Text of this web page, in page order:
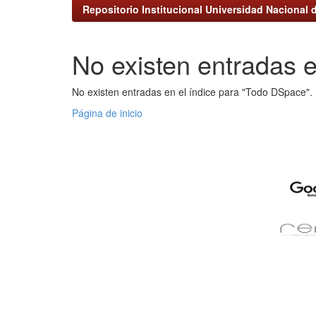
Repositorio Institucional Universidad Nacional
No existen entradas
No existen entradas en el índice para "Todo DSpace".
Página de inicio